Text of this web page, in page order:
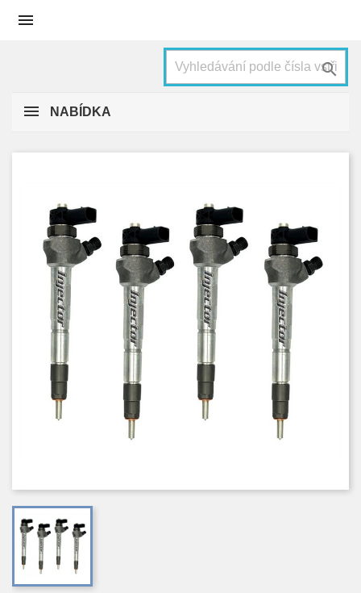


NABÍDKA